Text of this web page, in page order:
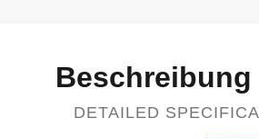
DETAILED